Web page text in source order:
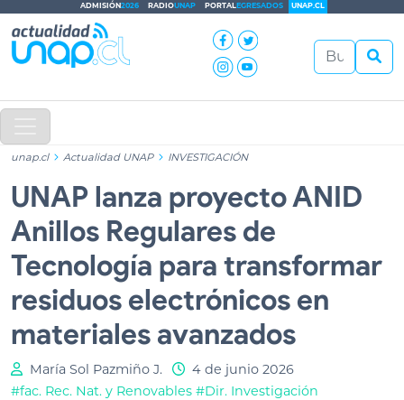
ADMISIÓN2026 RADIOUNAP PORTALEGRESADOS UNAP.CL
unap.cl Actualidad UNAP INVESTIGACIÓN
UNAP lanza proyecto ANID
Anillos Regulares de
Tecnología para transformar
residuos electrónicos en
materiales avanzados
María Sol Pazmiño J.
4 de junio 2026
#fac. Rec. Nat. y Renovables #Dir. Investigación